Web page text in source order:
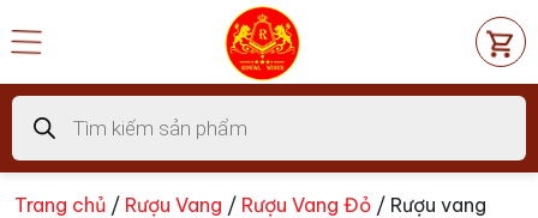
đến
dung
Tìm
kiếm
sản
phẩm
Trang chủ / Rượu Vang / Rượu Vang Đỏ / Rượu vang